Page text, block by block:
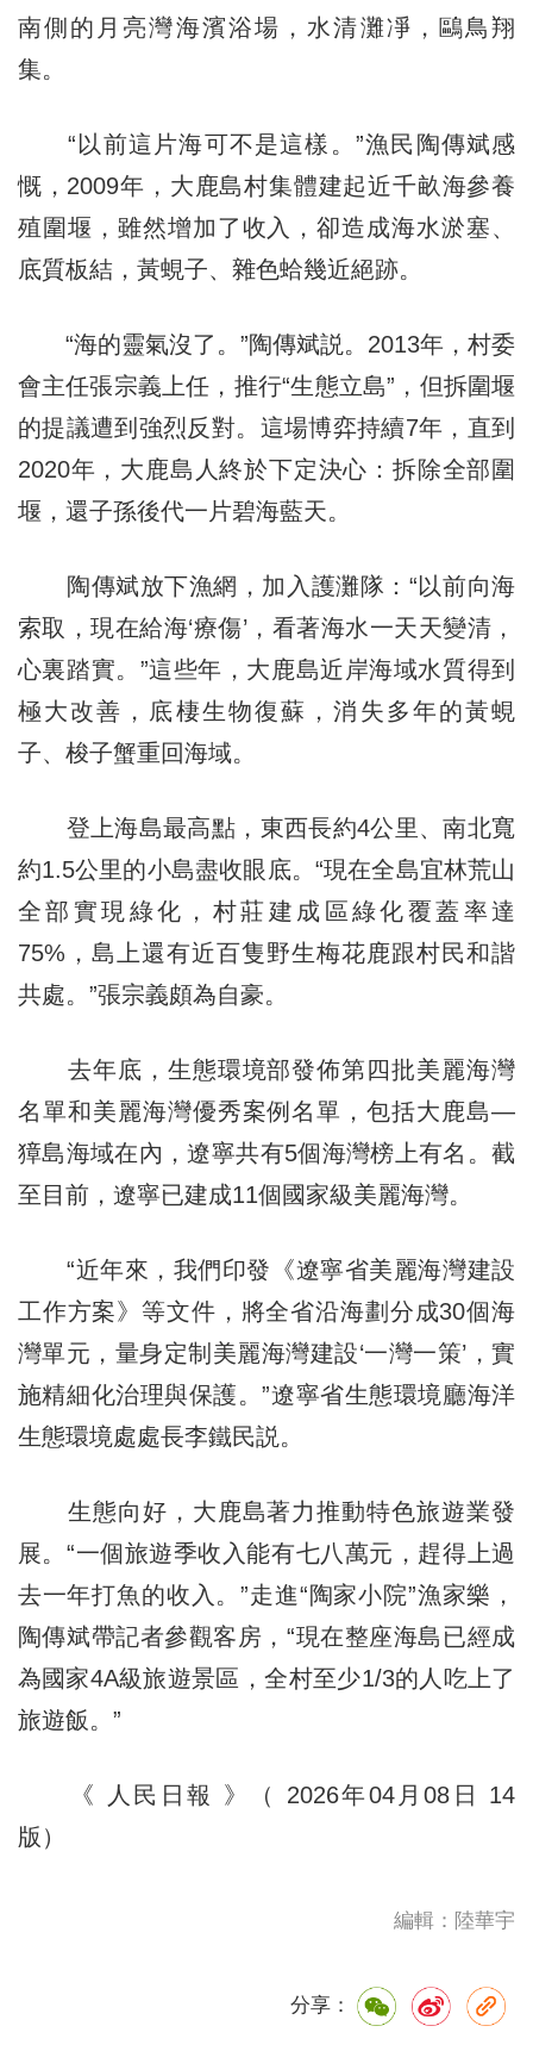
南側的月亮灣海濱浴場，水清灘凈，鷗鳥翔
集。
“以前這片海可不是這樣。”漁民陶傳斌感
慨，2009年，大鹿島村集體建起近千畝海參養
殖圍堰，雖然增加了收入，卻造成海水淤塞、
底質板結，黃蜆子、雜色蛤幾近絕跡。
“海的靈氣沒了。”陶傳斌説。2013年，村委
會主任張宗義上任，推行“生態立島”，但拆圍堰
的提議遭到強烈反對。這場博弈持續7年，直到
2020年，大鹿島人終於下定決心：拆除全部圍
堰，還子孫後代一片碧海藍天。
陶傳斌放下漁網，加入護灘隊：“以前向海
索取，現在給海‘療傷’，看著海水一天天變清，
心裏踏實。”這些年，大鹿島近岸海域水質得到
極大改善，底棲生物復蘇，消失多年的黃蜆
子、梭子蟹重回海域。
登上海島最高點，東西長約4公里、南北寬
約1.5公里的小島盡收眼底。“現在全島宜林荒山
全部實現綠化，村莊建成區綠化覆蓋率達
75%，島上還有近百隻野生梅花鹿跟村民和諧
共處。”張宗義頗為自豪。
去年底，生態環境部發佈第四批美麗海灣
名單和美麗海灣優秀案例名單，包括大鹿島—
獐島海域在內，遼寧共有5個海灣榜上有名。截
至目前，遼寧已建成11個國家級美麗海灣。
“近年來，我們印發《遼寧省美麗海灣建設
工作方案》等文件，將全省沿海劃分成30個海
灣單元，量身定制美麗海灣建設‘一灣一策’，實
施精細化治理與保護。”遼寧省生態環境廳海洋
生態環境處處長李鐵民説。
生態向好，大鹿島著力推動特色旅遊業發
展。“一個旅遊季收入能有七八萬元，趕得上過
去一年打魚的收入。”走進“陶家小院”漁家樂，
陶傳斌帶記者參觀客房，“現在整座海島已經成
為國家4A級旅遊景區，全村至少1/3的人吃上了
旅遊飯。”
《 人民日報 》（ 2026年04月08日 14
版）
編輯：陸華宇
分享：